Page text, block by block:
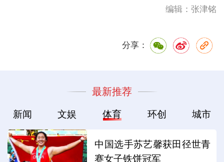
编辑：张津铭
分享：
最新推荐
新闻 文娱 体育 环创 城市
中国选手苏艺馨获田径世青
赛女子铁饼冠军